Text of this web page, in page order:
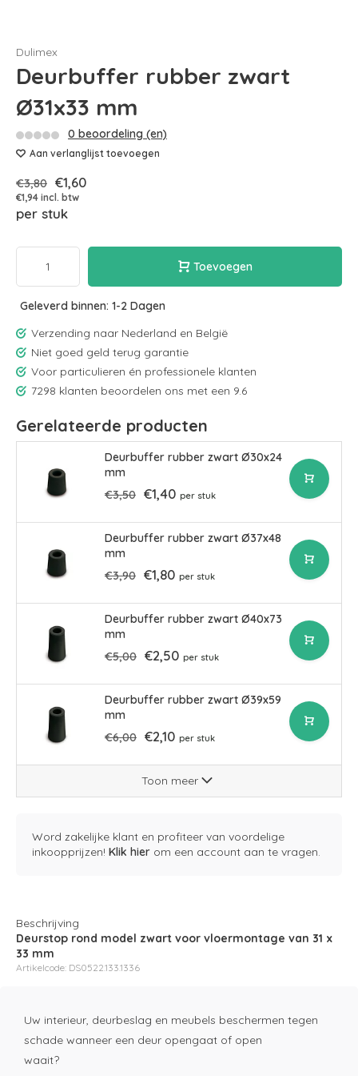
Dulimex
Deurbuffer rubber zwart
Ø31x33 mm
0 beoordeling (en)
Aan verlanglijst toevoegen
€3,80 €1,60
€1,94 incl. btw
per stuk
Toevoegen
Geleverd binnen: 1-2 Dagen
Verzending naar Nederland en België
Niet goed geld terug garantie
Voor particulieren én professionele klanten
7298 klanten beoordelen ons met een 9.6
Gerelateerde producten
Deurbuffer rubber zwart Ø30x24
mm
€3,50 €1,40 per stuk
Deurbuffer rubber zwart Ø37x48
mm
€3,90 €1,80 per stuk
Deurbuffer rubber zwart Ø40x73
mm
€5,00 €2,50 per stuk
Deurbuffer rubber zwart Ø39x59
mm
€6,00 €2,10 per stuk
Toon meer
Word zakelijke klant en profiteer van voordelige
inkoopprijzen! Klik hier om een account aan te vragen.
Beschrijving
Deurstop rond model zwart voor vloermontage van 31 x
33 mm
Artikelcode: DS0522.133.1336
Uw interieur, deurbeslag en meubels beschermen tegen
schade wanneer een deur opengaat of open
waait?